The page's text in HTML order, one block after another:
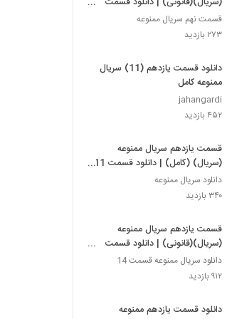
یازدهم 11 سریال ممنوعه رایگان
قسمت نهم سریال ممنوعه
۲۷۳ بازدید
دانلود قسمت یازدهم (11) سریال
ممنوعه کامل
jahangardi
۴۵۲ بازدید
قسمت یازدهم سریال ممنوعه
(سریال) (کامل) | دانلود قسمت 11
ممنوعه (یازدهم) یازده HD -
دانلود سریال ممنوعه
۳۴۰ بازدید
قسمت یازدهم سریال ممنوعه
(سریال)(قانونی) | دانلود قسمت
یازدم (11) سریال ممنوعه . یازده
HD
دانلود سریال ممنوعه قسمت 14
۹۱۲ بازدید
دانلود قسمت یازدهم ممنوعه